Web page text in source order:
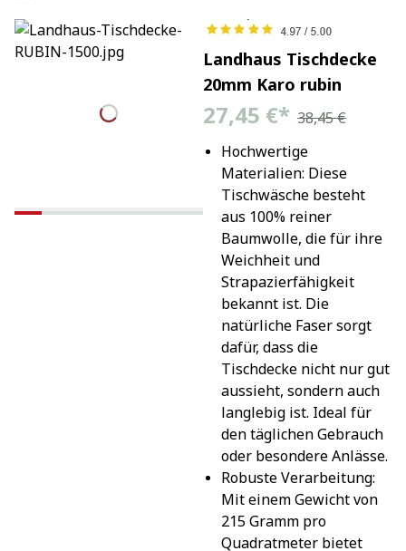
Landhaus Tischdecke
20mm Karo rubin
27,45 €* 38,45 €
Hochwertige
Materialien: Diese
Tischwäsche besteht
aus 100% reiner
Baumwolle, die für ihre
Weichheit und
Strapazierfähigkeit
bekannt ist. Die
natürliche Faser sorgt
dafür, dass die
Tischdecke nicht nur gut
aussieht, sondern auch
langlebig ist. Ideal für
den täglichen Gebrauch
oder besondere Anlässe.
Robuste Verarbeitung:
Mit einem Gewicht von
215 Gramm pro
Quadratmeter bietet